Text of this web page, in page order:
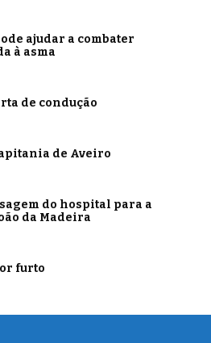
ajudar a combater
à asma
de condução
de Aveiro
do hospital para a
da Madeira
furto